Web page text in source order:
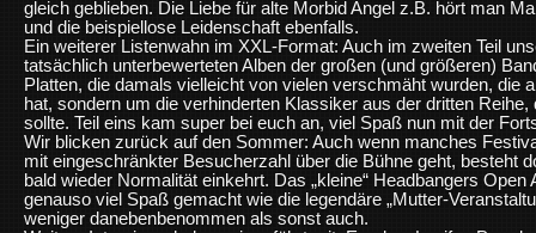
gleich geblieben. Die Liebe für alte Morbid Angel z.B. hört man
und die beispiellose Leidenschaft ebenfalls.
Ein weiterer Listenwahn im XXL-Format: Auch im zweiten Teil
tatsächlich unterbewerteten Alben der großen (und größeren)
Platten, die damals vielleicht von vielen verschmäht wurden, die
hat, sondern um die verhinderten Klassiker aus der dritten
sollte. Teil eins kam super bei euch an, viel Spaß nun mit der
Wir blicken zurück auf den Sommer: Auch wenn manches
mit eingeschränkter Besucherzahl über die Bühne geht, besteht
bald wieder Normalität einkehrt. Das „kleine“ Headbangers
genauso viel Spaß gemacht wie die legendäre „Mutter-
weniger danebenbenommen als sonst auch.